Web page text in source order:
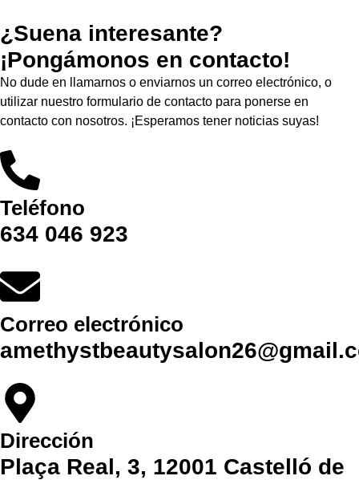
¿Suena interesante?
¡Pongámonos en contacto!
No dude en llamarnos o enviarnos un correo electrónico, o
utilizar nuestro formulario de contacto para ponerse en
contacto con nosotros. ¡Esperamos tener noticias suyas!
Teléfono
634 046 923
Correo electrónico
Dirección
Plaça Real, 3, 12001 Castelló de